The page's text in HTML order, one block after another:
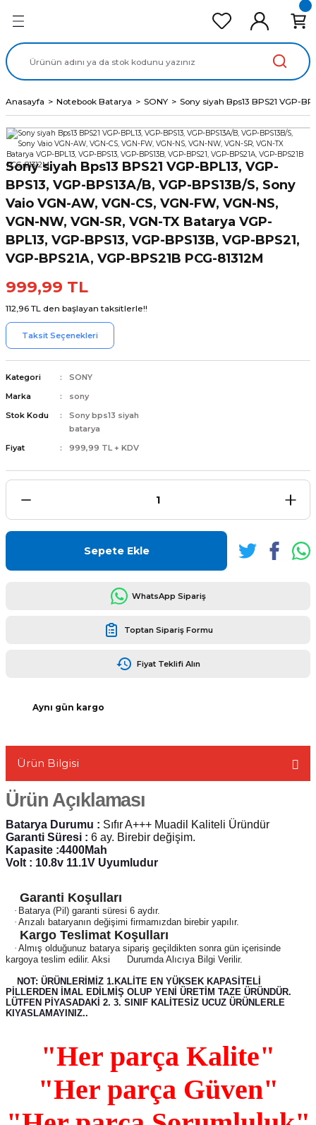
Ekran Panel
Data Kablo
Anasayfa Notebook Batarya SONY Sony siyah Bps13 BPS21 VGP-
Sony siyah Bps13 BPS21 VGP-BPL13, VGP-
BPS13, VGP-BPS13A/B, VGP-BPS13B/S, Sony
Vaio VGN-AW, VGN-CS, VGN-FW, VGN-NS,
VGN-NW, VGN-SR, VGN-TX Batarya VGP-
BPL13, VGP-BPS13, VGP-BPS13B, VGP-BPS21,
VGP-BPS21A, VGP-BPS21B PCG-81312M
999,99 TL
112,96 TL den başlayan taksitlerle!!
Taksit Seçenekleri
Kategori
SONY
Marka
sony
Stok Kodu
Sony bps13 siyah
batarya
Fiyat
999,99 TL + KDV
Sepete Ekle
WhatsApp Sipariş
Toptan Sipariş Formu
Fiyat Teklifi Alın
Aynı gün kargo
Ürün Bilgisi
Ürün Açıklaması
Batarya Durumu : Sıfır A+++ Muadil Kaliteli Üründür
Garanti Süresi : 6 ay. Birebir değişim.
Kapasite :4400Mah
Volt : 10.8v 11.1V Uyumludur
Garanti Koşulları
Batarya (Pil) garanti süresi 6 aydır.
Arızalı bataryanın değişimi firmamızdan birebir yapılır.
Kargo Teslimat Koşulları
Almış olduğunuz batarya sipariş geçildikten sonra gün içerisinde
kargoya teslim edilir. Aksi Durumda Alıcıya Bilgi Verilir.
NOT: ÜRÜNLERİMİZ 1.KALİTE EN YÜKSEK KAPASİTELİ
PİLLERDEN İMAL EDİLMİŞ OLUP YENİ ÜRETİM TAZE ÜRÜNDÜR.
LÜTFEN PİYASADAKİ 2. 3. SINIF KALİTESİZ UCUZ ÜRÜNLERLE
KIYASLAMAYINIZ..
"Her parça Kalite"
"Her parça Güven"